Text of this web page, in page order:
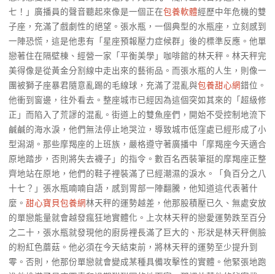
七！」廣播員的聲音聽起來像是一個正在包養軟體經歷中年危機的雙
子座，充滿了戲劇性的絕望。張水瓶，一個典型的水瓶座，立刻感到
一陣恐慌，這是他患有「星座預報壓力症候群」後的標準反應。他單
戀著住在隔壁棟、經營一家「平衡美學」咖啡館的林天秤。林天秤完
美得像是從黃金分割線中走出來的藝術品。而張水瓶的人生，則像一
團被獅子座暴君隨意亂踢的毛線球，充滿了混亂與包養甜心網錯位。
他衝到窗邊，往外看去。整座城市已經因為這個突如其來的「超級修
正」而陷入了荒謬的混亂。街道上的雙魚座們，開始不受控制地流下
鹹鹹的海水淚，他們無法停止地哭泣，導致城市低窪處已經形成了小
型潟湖。那些摩羯座的上班族，嚴格遵守著廣播中「摩羯座今天適合
原地踏步，否則將失去襪子」的指令。數百名西裝筆挺的摩羯座正整
齊地站在原地，他們的鞋子裡裝滿了已經潮濕的淚水。「負百分之八
十七？」張水瓶喃喃自語，感到胃部一陣翻騰，他知道這代表著什
麼。 甜心寶貝包養網林天秤的運勢越差，他那股積壓已久、無處安放
的單戀能量就會越發瘋狂地實體化。上次林天秤的戀愛運勢跌至百分
之二十，張水瓶就發現他的廚房裡長滿了巨大的、形狀是林天秤側臉
的粉紅色蘑菇。他必須在今天結束前，將林天秤的運勢至少提升到
零。否則，他那份單戀就會變成某種具備攻擊性的實體。他緊張地跑